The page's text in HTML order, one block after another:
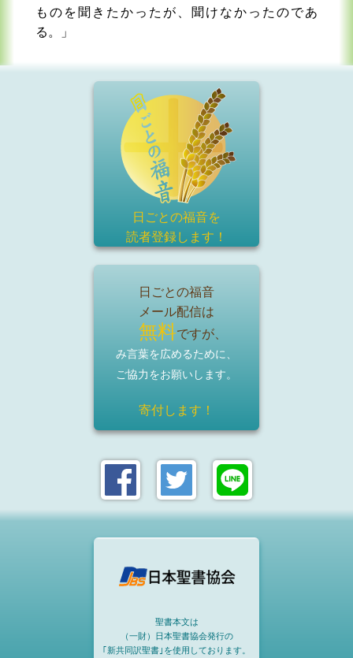
ものを聞きたかったが、聞けなかったのであ
る。」
日ごとの福音を
読者登録します！
日ごとの福音
メール配信は
無料ですが、
み言葉を広めるために、
ご協力をお願いします。
寄付します！
聖書本文は
（一財）日本聖書協会発行の
｢新共同訳聖書｣を使用しております。